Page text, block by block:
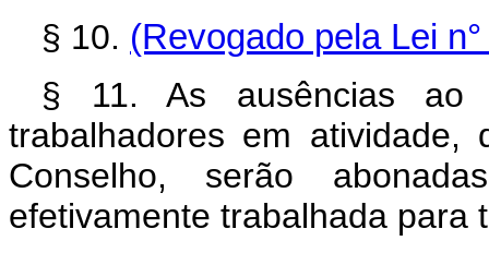
§ 10. (Revogado pela Lei
§ 11. As ausências ao
trabalhadores em atividade,
Conselho, serão
efetivamente trabalhada para